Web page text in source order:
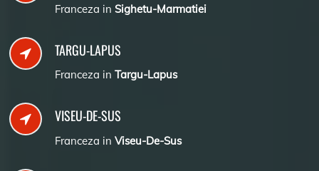
Franceza in Sighetu-Marmatiei
TARGU-LAPUS
Franceza in Targu-Lapus
VISEU-DE-SUS
Franceza in Viseu-De-Sus